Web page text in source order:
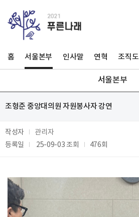
홈 서울본부 인사말 연혁 조직도
서울본부
조형준 중앙대의원 자원봉사자 강연
작성자
관리자
등록일
25-09-03조회 476회